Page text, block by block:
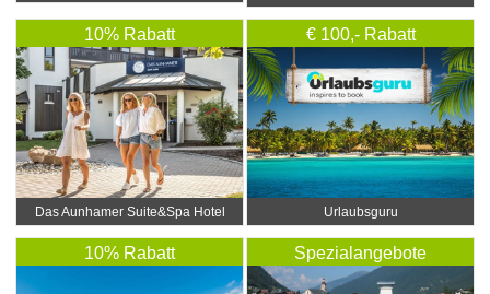
10% Rabatt
Das Aunhamer Suite&Spa Hotel
€ 100,- Rabatt
Urlaubsguru
10% Rabatt Spezialangebote